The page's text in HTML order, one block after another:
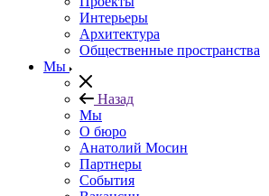
Интерьеры
Архитектура
Общественные пространства
Мы
Назад
Мы
О бюро
Анатолий Мосин
Партнеры
События